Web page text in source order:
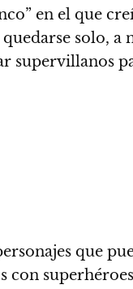
en el que
solo, a
supervillanos
que
con